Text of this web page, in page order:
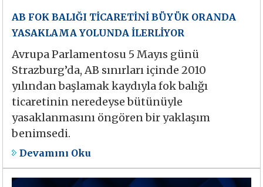
AB FOK BALIĞI TİCARETİNİ BÜYÜK ORANDA
YASAKLAMA YOLUNDA İLERLİYOR
Avrupa Parlamentosu 5 Mayıs günü
Strazburg’da, AB sınırları içinde 2010
yılından başlamak kaydıyla fok balığı
ticaretinin neredeyse bütünüyle
yasaklanmasını öngören bir yaklaşım
benimsedi.
Devamını Oku